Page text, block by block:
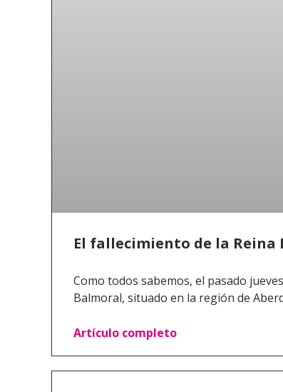
El fallecimiento de la Reina
Como todos sabemos, el pasado
Balmoral, situado en la región de
Artículo completo